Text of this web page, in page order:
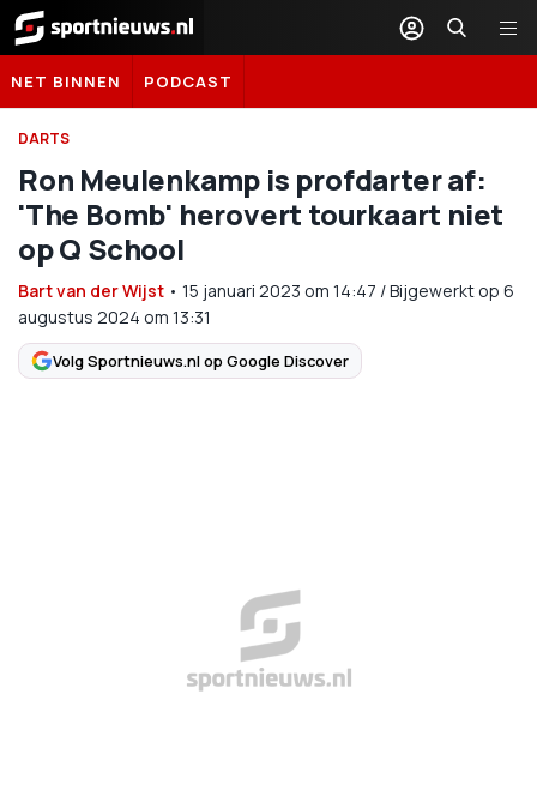
Sportnieuws.nl
NET BINNEN PODCAST
DARTS
Ron Meulenkamp is profdarter af:
'The Bomb' herovert tourkaart niet
op Q School
Bart van der Wijst • 15 januari 2023 om 14:47 /Bijgewerkt op 6
augustus 2024 om 13:31
Volg Sportnieuws.nl op Google Discover